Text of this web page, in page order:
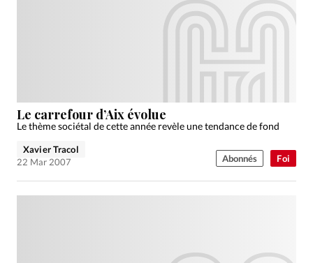
Foi
Le carrefour d’Aix évolue
Le thème sociétal de cette année revèle une tendance de fond
Xavier Tracol
22 Mar 2007
Abonnés